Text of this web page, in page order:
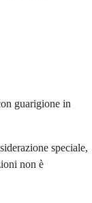
guarigione in
speciale,
non è